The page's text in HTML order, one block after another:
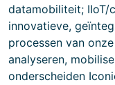
datamobiliteit; IIoT/
innovatieve,
processen van
analyseren,
onderscheiden